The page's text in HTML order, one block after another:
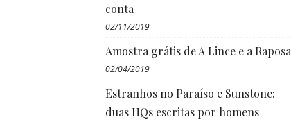
conta
02/11/2019
Amostra grátis de A Lince e a Raposa
02/04/2019
Estranhos no Paraíso e Sunstone:
duas HQs escritas por homens